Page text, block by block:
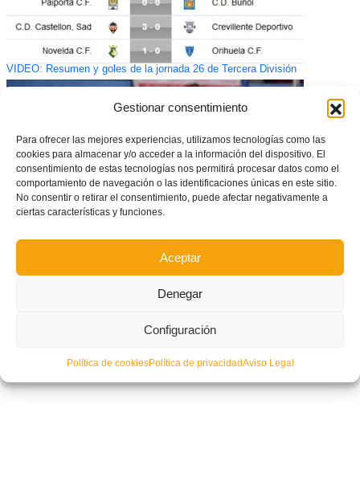
Gestionar consentimiento
Para ofrecer las mejores experiencias, utilizamos tecnologías como las
cookies para almacenar y/o acceder a la información del dispositivo. El
consentimiento de estas tecnologías nos permitirá procesar datos como el
comportamiento de navegación o las identificaciones únicas en este sitio.
No consentir o retirar el consentimiento, puede afectar negativamente a
ciertas características y funciones.
Aceptar
Denegar
Configuración
Política de cookiesPolítica de privacidadAviso Legal
VIDEO: Resumen y goles de la jornada 26 de Tercera División
Calendarios de la II Copa Valenta Autonòmica